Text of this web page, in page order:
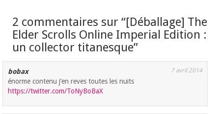
2 commentaires sur “[Déballage] The
Elder Scrolls Online Imperial Edition :
un collector titanesque”
bobax 7 avril 2014
énorme contenu j’en reves toutes les nuits
https://twitter.com/ToNyBoBaX